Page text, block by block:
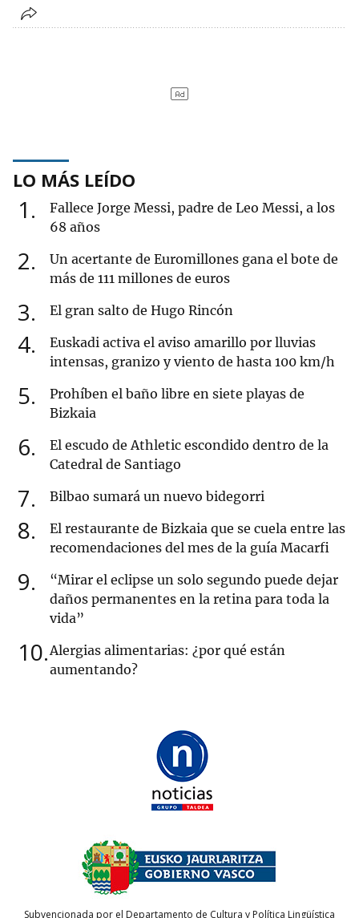
LO MÁS LEÍDO
1
Fallece Jorge Messi, padre de Leo Messi, a los
68 años
2
Un acertante de Euromillones gana el bote de
más de 111 millones de euros
3 El gran salto de Hugo Rincón
4
Euskadi activa el aviso amarillo por lluvias
intensas, granizo y viento de hasta 100 km/h
5
Prohíben el baño libre en siete playas de
Bizkaia
6
El escudo de Athletic escondido dentro de la
Catedral de Santiago
7 Bilbao sumará un nuevo bidegorri
8
El restaurante de Bizkaia que se cuela entre las
recomendaciones del mes de la guía Macarfi
9
“Mirar el eclipse un solo segundo puede dejar
daños permanentes en la retina para toda la
vida”
10 Alergias alimentarias: ¿por qué están
aumentando?
Subvencionada por el Departamento de Cultura y Política Lingüística